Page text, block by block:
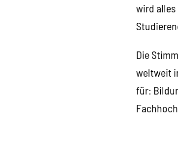
wird
Die
weltweit
für: